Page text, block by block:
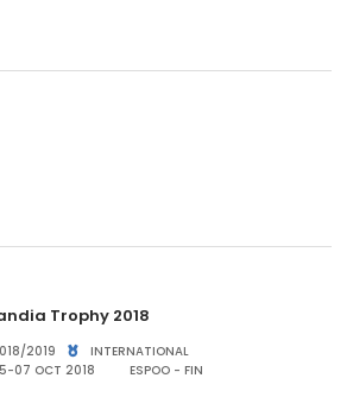
Trophy 2018
2019
INTERNATIONAL
07 OCT 2018
ESPOO - FIN